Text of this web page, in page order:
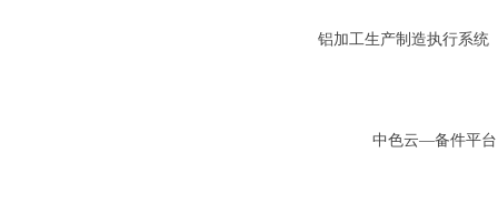
铝加工生产制造执行系统
中色云—备件平台